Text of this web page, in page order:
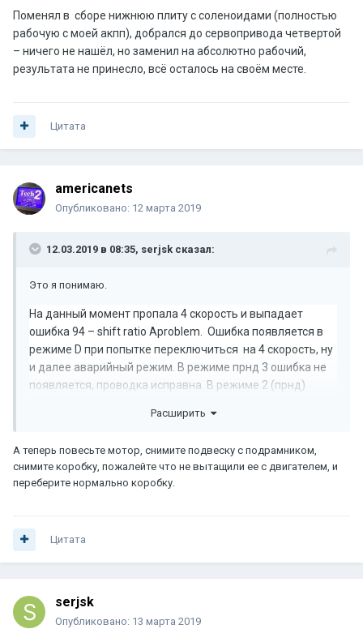
Поменял в сборе нижнюю плиту с соленоидами (полностью
рабочую с моей акпп), добрался до сервопривода четвертой
– ничего не нашёл, но заменил на абсолютно рабочий,
результата не принесло, всё осталось на своём месте.
Цитата
americanets
Опубликовано: 12 марта 2019
12.03.2019 в 08:35, serjsk сказал:
Это я понимаю.
На данный момент пропала 4 скорость и выпадает
ошибка 94 – shiftratio Aproblem. Ошибка появляется в
режиме D при попытке переключиться на 4 скорость, ну
и далее аварийный режим. В режиме прнд 3 ошибка не
появляется, проводка исправна. В режиме 2 (прнд)
спокойно, не клюёт носом, обороты падают на 1500 и
ощутил.
Поменял в сборе нижнюю плиту с соленоидами
на абсолютно рабочий, результата не принесло, всё
Расширить
А теперь повесьте мотор, снимите подвеску с подрамником,
снимите коробку, пожалейте что не вытащили ее с двигателем, и
переберите нормально коробку.
Цитата
serjsk
Опубликовано: 13 марта 2019